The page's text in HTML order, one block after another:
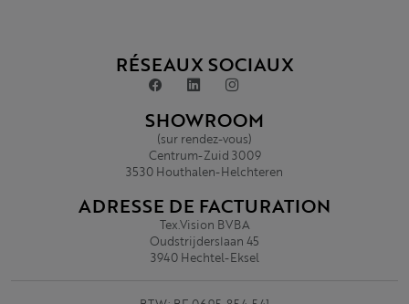
RÉSEAUX SOCIAUX
SHOWROOM
(sur rendez-vous)
Centrum-Zuid 3009
3530 Houthalen-Helchteren
ADRESSE DE FACTURATION
Tex.Vision BVBA
Oudstrijderslaan 45
3940 Hechtel-Eksel